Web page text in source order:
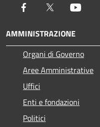
Facebook Twitter
AMMINISTRAZIONE
Organi di Governo
Aree Amministrative
Uffici
Enti e fondazioni
Politici